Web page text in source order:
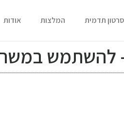
תדמית המלצות אודות
להשתמש במשרד